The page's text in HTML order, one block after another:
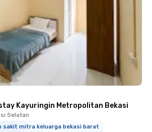
Kayuringin Metropolitan Bekasi
Selatan
sakit mitra keluarga bekasi barat